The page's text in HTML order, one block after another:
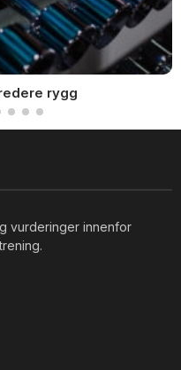
rygg
vurderinger innenfor